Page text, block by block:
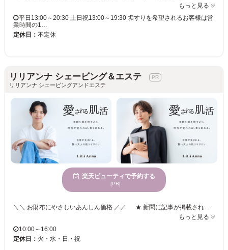
もっと見る
平日13:00～20:30 土日祝13:00～19:30 垢すりを希望されるお客様は営
業時間の1…
定休日： 不定休
リリアンナ シェービング＆エステ
リリアンナ シェービングアンドエステ
楽天ビューティで予約する
[PR]
＼＼ お財布にやさしいあんしん価格 ／／ ★ 新聞に記事が掲載されました ★ ◎高コスパ◎カード/PayPayOK！◎駐車場2台あり ━━━━━━━━━━━━━━━━━━━━━ 【アクセス抜群！岡山駅西口から徒歩13分】 リリアンナ シェービング＆エステ ━━━━━━━━━━━━━━━━━━━━━━━ ★岡山エステ口コミ 高評価4.9!! ━━━━━━━━━━━━━━━━━━━━━━━ ★人目を気にしない個室 ━━━━━━━━━━━━━━━━━━━━━━━ ★熟練エステティシャンによる施術 ━━━━━━━━━━━━━━━━━━━━━━━ ★独自技術の造形小顔フェイシャルマッサージ ━━━━━━━━━━━━━━━━━━━━━━━ ★ローン契約や押し売りが絶対にない!! ━━━━━━━━━━━━━━━━━━━━━━━ 愛される肌活。全力応援中！！ 時代が変われば、美も変わる。 10代中高校生から80代、会社の社長、LGBTまで 幅広い年代の方に愛されているお店です。 貴方からのご来店を心からお待ちしています(^^)ノ♪
もっと見る
10:00～16:00
定休日： 火・水・日・祝